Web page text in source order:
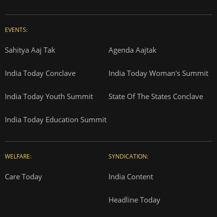
EVENTS:
Sahitya Aaj Tak Agenda Aajtak
India Today Conclave India Today Woman's Summit
India Today Youth Summit State Of The States Conclave
India Today Education Summit
WELFARE:
Care Today
SYNDICATION:
India Content
Headline Today